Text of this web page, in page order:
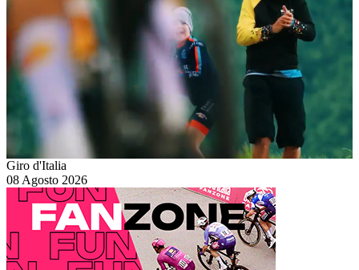
Giro d'Italia
08 Agosto 2026